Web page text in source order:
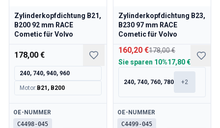
Zylinderkopfdichtung B21,
B200 92 mm RACE
Cometic für Volvo
178,00 €
240, 740, 940, 960
Motor: B21, B200
Verfügbar
OE-NUMMER
C4498-045
Zylinderkopfdichtung B23,
B230 97 mm RACE
Cometic für Volvo
160,20 €178,00 €
Sie sparen 10%17,80 €
240, 740, 760, 780 +2
Verfügbar
OE-NUMMER
C4499-045